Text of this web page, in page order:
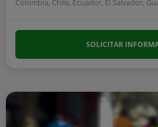
Colombia, Chile, Ecuador, El Salvador,
SOLICITAR